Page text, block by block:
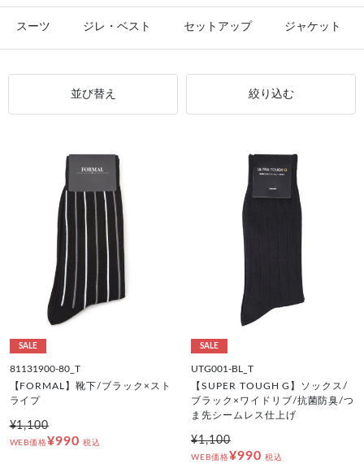
スーツ ジレ・ベスト セットアップ ジャケット
並び替え 絞り込む
SALE
81131900-80_T
【FORMAL】靴下/ブラック×スト
ライプ
¥1,100
WEB価格¥990 税込
SALE
UTG001-BL_T
【SUPER TOUGH G】ソックス/
ブラック×ワイドリブ/抗菌防臭/つ
ま先シームレス仕上げ
¥1,100
WEB価格¥990 税込